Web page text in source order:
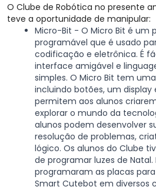
O Clube de Robótica no presente
teve a oportunidade de manipular:
Micro-Bit - O Micro Bit é um
programável que é usado
codificação e eletrônica. É
interface amigável e
simples. O Micro Bit tem
incluindo botões, um display
permitem aos alunos
explorar o mundo da
alunos podem desenvolver
resolução de problemas,
lógico. Os alunos do Clube
de programar luzes de
programaram as placas
Smart Cutebot em diversos